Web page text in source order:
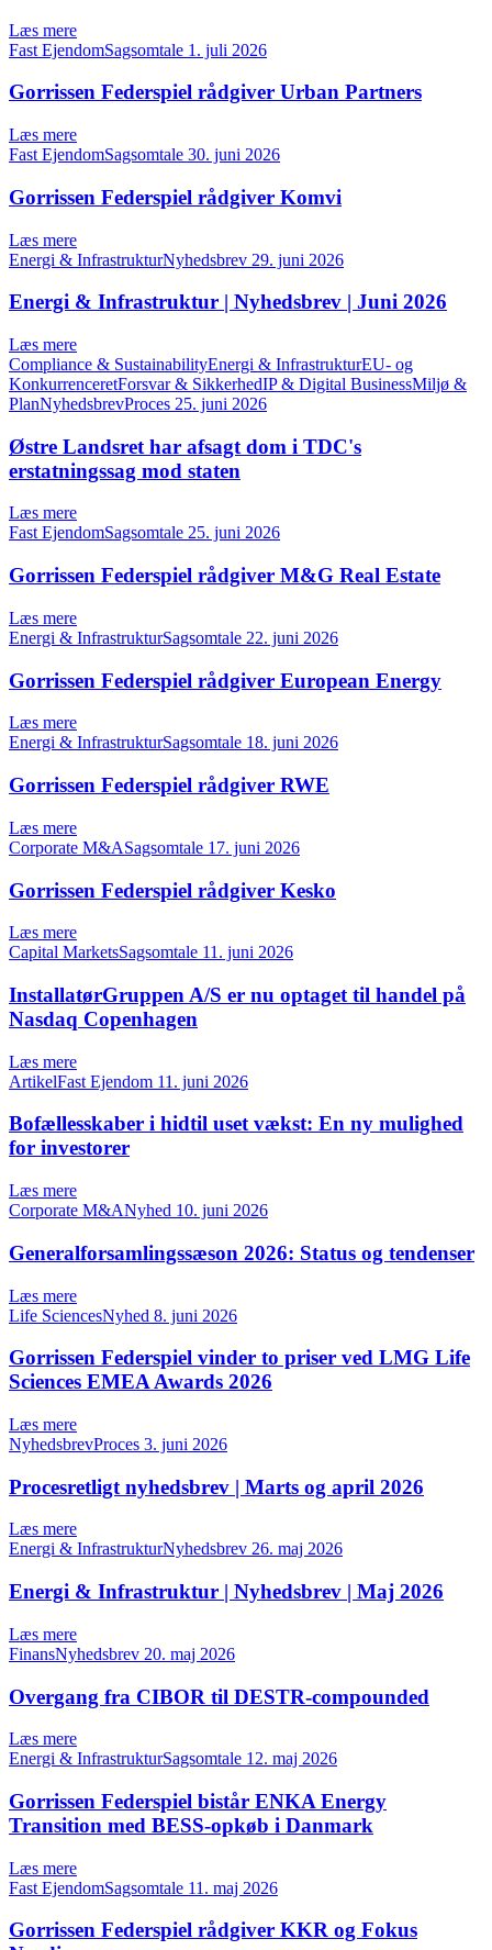
Læs mere
Fast EjendomSagsomtale 1. juli 2026
Gorrissen Federspiel rådgiver Urban Partners
Læs mere
Fast EjendomSagsomtale 30. juni 2026
Gorrissen Federspiel rådgiver Komvi
Læs mere
Energi & InfrastrukturNyhedsbrev 29. juni 2026
Energi & Infrastruktur | Nyhedsbrev | Juni 2026
Læs mere
Compliance & SustainabilityEnergi & InfrastrukturEU- og
KonkurrenceretForsvar & SikkerhedIP & Digital BusinessMiljø &
PlanNyhedsbrevProces 25. juni 2026
Østre Landsret har afsagt dom i TDC's
erstatningssag mod staten
Læs mere
Fast EjendomSagsomtale 25. juni 2026
Gorrissen Federspiel rådgiver M&G Real Estate
Læs mere
Energi & InfrastrukturSagsomtale 22. juni 2026
Gorrissen Federspiel rådgiver European Energy
Læs mere
Energi & InfrastrukturSagsomtale 18. juni 2026
Gorrissen Federspiel rådgiver RWE
Læs mere
Corporate M&ASagsomtale 17. juni 2026
Gorrissen Federspiel rådgiver Kesko
Læs mere
Capital MarketsSagsomtale 11. juni 2026
InstallatørGruppen A/S er nu optaget til handel på
Nasdaq Copenhagen
Læs mere
ArtikelFast Ejendom 11. juni 2026
Bofællesskaber i hidtil uset vækst: En ny mulighed
for investorer
Læs mere
Corporate M&ANyhed 10. juni 2026
Generalforsamlingssæson 2026: Status og tendenser
Læs mere
Life SciencesNyhed 8. juni 2026
Gorrissen Federspiel vinder to priser ved LMG Life
Sciences EMEA Awards 2026
Læs mere
NyhedsbrevProces 3. juni 2026
Procesretligt nyhedsbrev | Marts og april 2026
Læs mere
Energi & InfrastrukturNyhedsbrev 26. maj 2026
Energi & Infrastruktur | Nyhedsbrev | Maj 2026
Læs mere
FinansNyhedsbrev 20. maj 2026
Overgang fra CIBOR til DESTR-compounded
Læs mere
Energi & InfrastrukturSagsomtale 12. maj 2026
Gorrissen Federspiel bistår ENKA Energy
Transition med BESS-opkøb i Danmark
Læs mere
Fast EjendomSagsomtale 11. maj 2026
Gorrissen Federspiel rådgiver KKR og Fokus